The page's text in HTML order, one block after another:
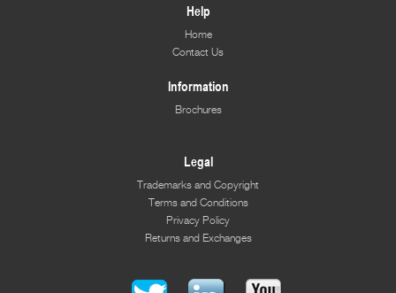
Help
Home
Contact Us
Information
Brochures
Legal
Trademarks and Copyright
Terms and Conditions
Privacy Policy
Returns and Exchanges